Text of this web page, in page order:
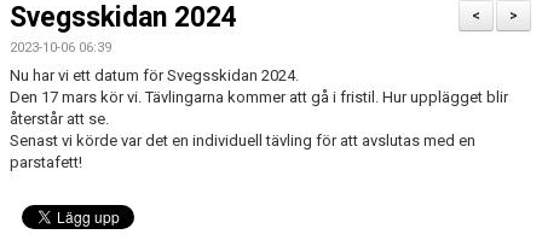
DOKUMENT
SVEGSSKIDAN
KONTAKT
>
<
Svegsskidan 2024
2023-10-06 06:39
Nu har vi ett datum för Svegsskidan 2024.
Den 17 mars kör vi. Tävlingarna kommer att gå i fristil. Hur upplägget blir
återstår att se.
Senast vi körde var det en individuell tävling för att avslutas med en
parstafett!